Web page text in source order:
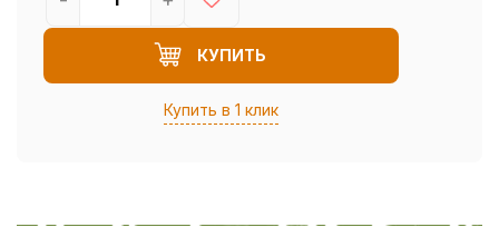
КУПИТЬ
Купить в 1 клик